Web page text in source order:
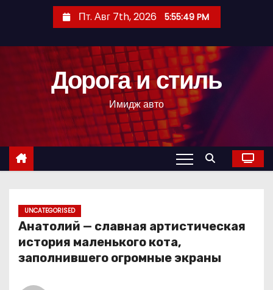
с
Пт. Авг 7th, 2026 5:55:50 PM
Дорога и стиль
Имидж авто
UNCATEGORISED
Анатолий — славная артистическая
история маленького кота,
заполнившего огромные экраны